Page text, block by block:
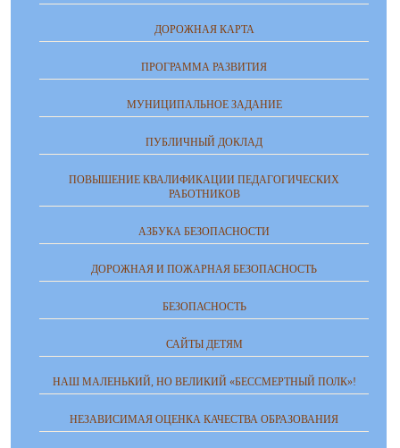
ДОРОЖНАЯ КАРТА
ПРОГРАММА РАЗВИТИЯ
МУНИЦИПАЛЬНОЕ ЗАДАНИЕ
ПУБЛИЧНЫЙ ДОКЛАД
ПОВЫШЕНИЕ КВАЛИФИКАЦИИ ПЕДАГОГИЧЕСКИХ
РАБОТНИКОВ
АЗБУКА БЕЗОПАСНОСТИ
ДОРОЖНАЯ И ПОЖАРНАЯ БЕЗОПАСНОСТЬ
БЕЗОПАСНОСТЬ
САЙТЫ ДЕТЯМ
НАШ МАЛЕНЬКИЙ, НО ВЕЛИКИЙ «БЕССМЕРТНЫЙ ПОЛК»!
НЕЗАВИСИМАЯ ОЦЕНКА КАЧЕСТВА ОБРАЗОВАНИЯ